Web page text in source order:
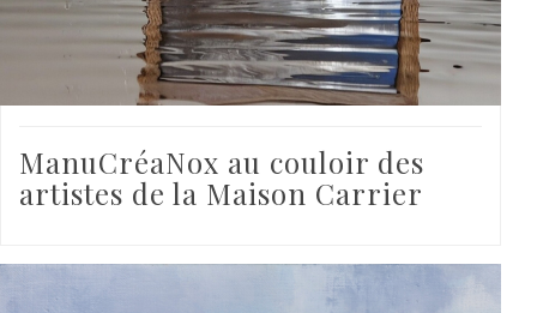
ManuCréaNox au couloir des
artistes de la Maison Carrier